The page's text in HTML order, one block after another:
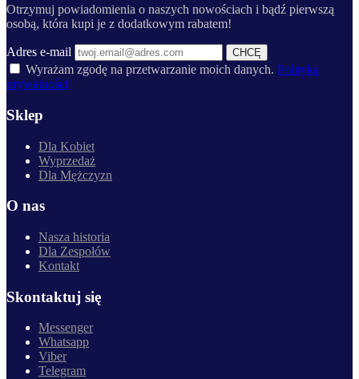
Otrzymuj powiadomienia o naszych nowościach i bądź pierwszą
osobą, która kupi je z dodatkowym rabatem!
Adres e-mail CHCĘ
Wyrażam zgodę na przetwarzanie moich danych. Polityka
prywatności
Sklep
Dla Kobiet
Wyprzedaż
Dla Mężczyzn
O nas
Nasza historia
Dla Zespołów
Kontakt
Skontaktuj się
Messenger
Whatsapp
Viber
Telegram